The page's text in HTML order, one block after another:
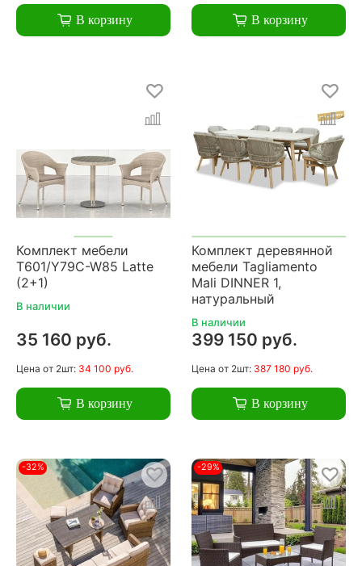
В корзину В корзину
Комплект мебели
T601/Y79C-W85 Latte
(2+1)
В наличии
35 160 руб.
Цена от 2шт: 34 100 руб.
В корзину
Комплект деревянной
мебели Tagliamento
Mali DINNER 1,
натуральный
В наличии
399 150 руб.
Цена от 2шт: 387 180 руб.
В корзину
-32% -29%